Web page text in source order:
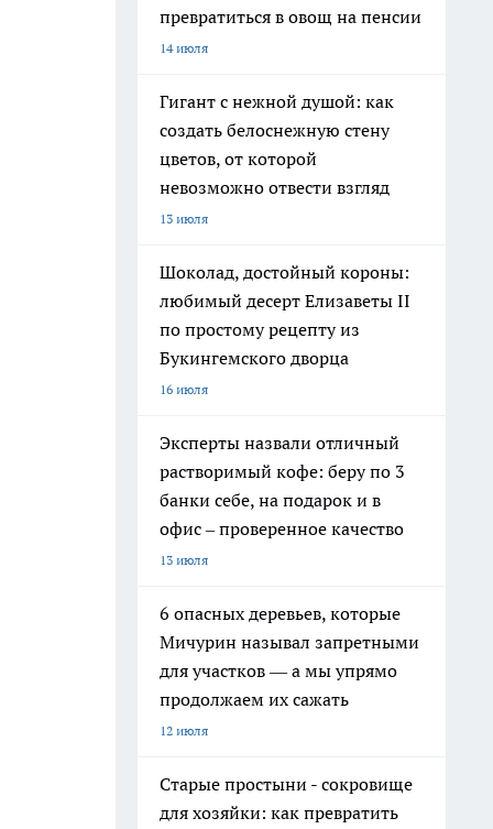
превратиться в овощ на пенсии
14 июля
Гигант с нежной душой: как
создать белоснежную стену
цветов, от которой
невозможно отвести взгляд
13 июля
Шоколад, достойный короны:
любимый десерт Елизаветы II
по простому рецепту из
Букингемского дворца
16 июля
Эксперты назвали отличный
растворимый кофе: беру по 3
банки себе, на подарок и в
офис – проверенное качество
13 июля
6 опасных деревьев, которые
Мичурин называл запретными
для участков — а мы упрямо
продолжаем их сажать
12 июля
Старые простыни - сокровище
для хозяйки: как превратить